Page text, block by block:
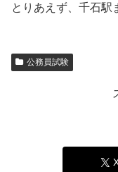
とりあえず、千石駅
公務員試験